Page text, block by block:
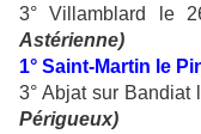
3° Villamblard le
Astérienne)
1° Saint-Martin le
3° Abjat sur Bandiat
Périgueux)